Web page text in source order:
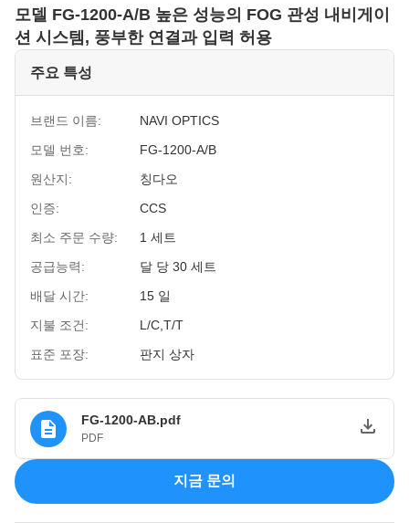
모델 FG-1200-A/B 높은 성능의 FOG 관성 내비게이
션 시스템, 풍부한 연결과 입력 허용
주요 특성
브랜드 이름:
NAVI OPTICS
모델 번호:
FG-1200-A/B
원산지:
칭다오
인증:
CCS
최소 주문 수량:
1 세트
공급능력:
달 당 30 세트
배달 시간:
15 일
지불 조건:
L/C,T/T
표준 포장:
판지 상자
FG-1200-AB.pdf
PDF
지금 문의